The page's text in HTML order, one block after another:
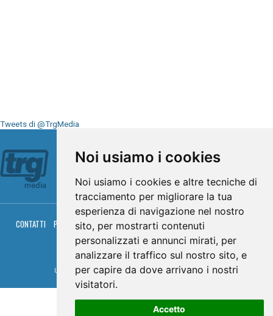
Noi usiamo i cookies
Noi usiamo i cookies e altre tecniche di
tracciamento per migliorare la tua
esperienza di navigazione nel nostro
sito, per mostrarti contenuti
personalizzati e annunci mirati, per
analizzare il traffico sul nostro sito, e
per capire da dove arrivano i nostri
visitatori.
Accetto
Tweets di @TrgMedia
CONTATTI PRIVACY COOKIES PALINSESTO DIRETTA TV
RGM HITRADIO
© TRG Media 2005-2026
Umbria Televisioni s.r.l. - P.I.00496230541 -www.trgmedia.it- Powered by